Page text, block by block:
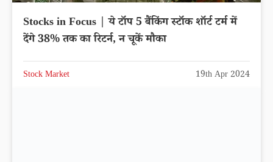
Stocks in Focus | ये टॉप 5 बैंकिंग स्टॉक शॉर्ट टर्म में
देंगे 38% तक का रिटर्न, न चूकें मौका
Stock Market 19th Apr 2024